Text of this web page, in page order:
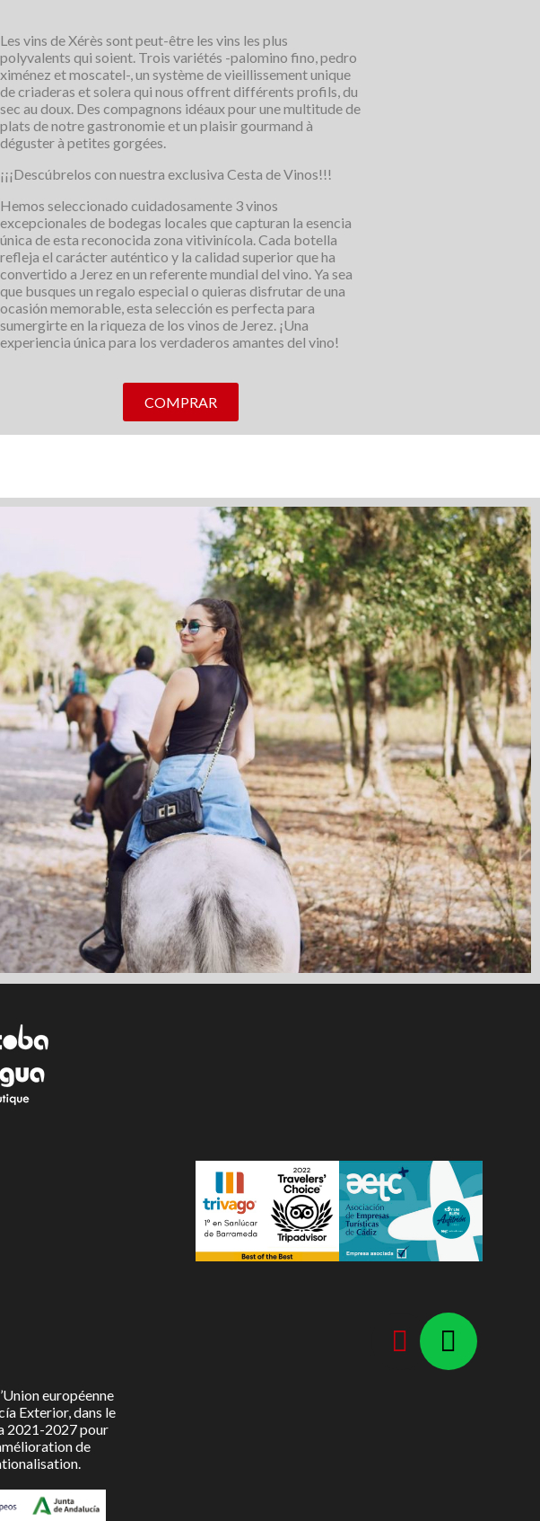
Les vins de Xérès sont peut-être les vins les plus
polyvalents qui soient. Trois variétés -palomino fino, pedro
ximénez et moscatel-, un système de vieillissement unique
de criaderas et solera qui nous offrent différents profils, du
sec au doux. Des compagnons idéaux pour une multitude de
plats de notre gastronomie et un plaisir gourmand à
déguster à petites gorgées.
¡¡¡Descúbrelos con nuestra exclusiva Cesta de Vinos!!!
Hemos seleccionado cuidadosamente 3 vinos
excepcionales de bodegas locales que capturan la esencia
única de esta reconocida zona vitivinícola. Cada botella
refleja el carácter auténtico y la calidad superior que ha
convertido a Jerez en un referente mundial del vino. Ya sea
que busques un regalo especial o quieras disfrutar de una
ocasión memorable, esta selección es perfecta para
sumergirte en la riqueza de los vinos de Jerez. ¡Una
experiencia única para los verdaderos amantes del vino!
COMPRAR
européenne
Exterior, dans le
2021-2027 pour
de